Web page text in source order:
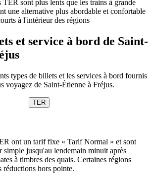
TER sont plus lents que les trains à grande
une alternative plus abordable et confortable
à l'intérieur des régions
et service à bord de Saint-
types de billets et les services à bord fournis
voyagez de Saint-Étienne à Fréjus.
TER
ont un tarif fixe « Tarif Normal » et sont
simple jusqu'au lendemain minuit après
à timbres des quais. Certaines régions
réductions hors pointe.